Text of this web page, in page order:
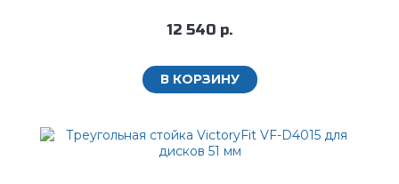
12 540 р.
В КОРЗИНУ